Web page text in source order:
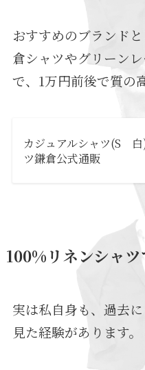
おすすめのブランド
倉シャツやグリーン
で、1万円前後で質の
カジュアルシャツ(S 白
ツ鎌倉公式通販
100%リネンシャ
実は私自身も、過去
見た経験があります。